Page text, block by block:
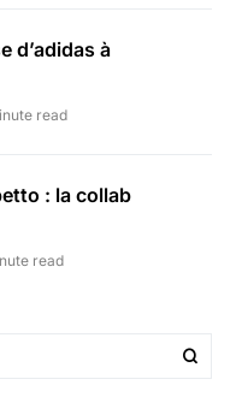
d’adidas à
read
: la collab
read